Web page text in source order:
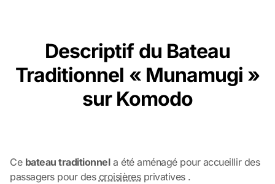
Descriptif du Bateau
Traditionnel « Munamugi »
sur Komodo
Ce bateau traditionnela été aménagé pour accueillir des
passagers pour des croisièresprivatives .